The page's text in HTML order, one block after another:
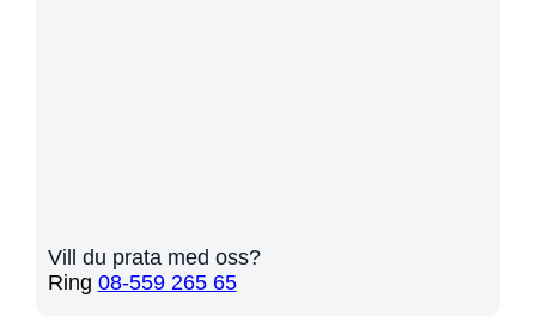
Vill du prata med oss?
Ring 08-559 265 65